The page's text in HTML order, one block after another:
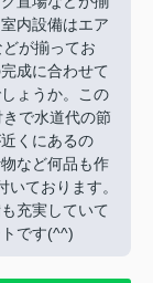
内設備はエア
が揃ってお
成に合わせて
ょうか。この
で水道代の節
くにあるの
など何品も作
ております。
充実していて
です(^^)